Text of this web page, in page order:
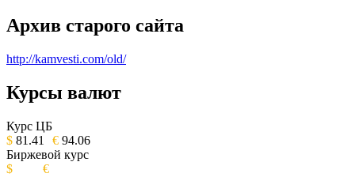
Архив старого сайта
http://kamvesti.com/old/
ОБЩЕСТВЕННО-ПОЛИТИЧЕСКОЕ
ИЗДАНИЕ КАМЧАТСКОГО КРАЯ.
Курсы валют
Курс ЦБ
$ 81.41 € 94.06
Биржевой курс
$
€